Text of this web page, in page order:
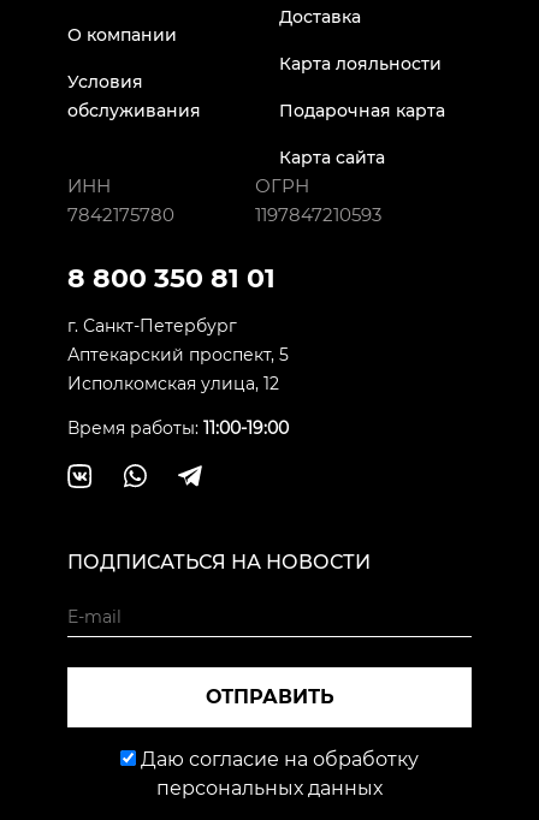
О компании
Условия
обслуживания
Доставка
Карта лояльности
Подарочная карта
Карта сайта
ИНН
7842175780
ОГРН
1197847210593
8 800 350 81 01
г. Санкт-Петербург
Аптекарский проспект, 5
Исполкомская улица, 12
Время работы: 11:00-19:00
ПОДПИСАТЬСЯ НА НОВОСТИ
ОТПРАВИТЬ
Даю согласие на обработку
персональных данных